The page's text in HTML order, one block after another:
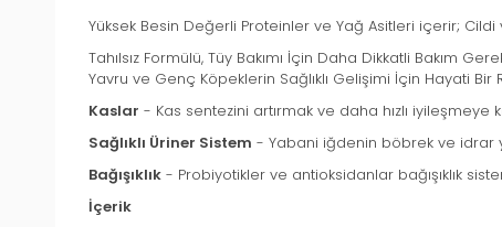
Yüksek Besin Değerli Proteinler ve Yağ Asitleri içerir; Cildi
Tahılsız Formülü, Tüy Bakımı İçin Daha Dikkatli Bakım
Yavru ve Genç Köpeklerin Sağlıklı Gelişimi İçin Hayati Bir
Kaslar - Kas sentezini artırmak ve daha hızlı
Sağlıklı Üriner Sistem - Yabani iğdenin böbrek ve idrar
Bağışıklık - Probiyotikler ve antioksidanlar bağışıklık
İçerik